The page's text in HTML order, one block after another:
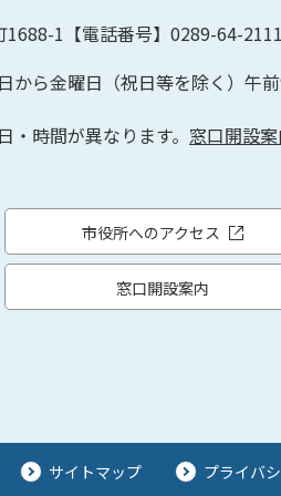
1688-1【電話番号】0289-64-2111
から金曜日（祝日等を除く）午
時間が異なります。 窓口開設
市役所へのアクセス
窓口開設案内
サイトマップ プライバ